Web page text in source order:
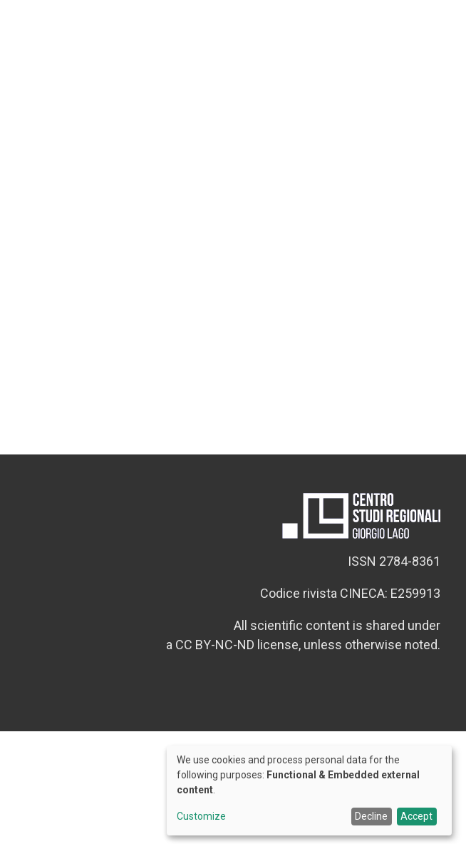
ISSN 2784-8361
Codice rivista CINECA: E259913
All scientific content is shared under
a CC BY-NC-ND license, unless otherwise noted.
Use
of
personal
data
We use cookies and process personal data for the
following purposes: Functional & Embedded external
content
Customize Decline Accept